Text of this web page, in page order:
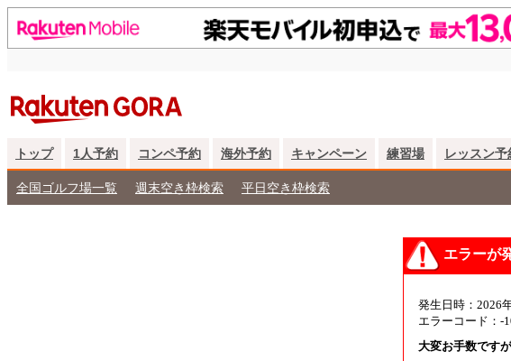
トップ 1人予約 コンペ予約 海外予約 キャンペーン 練習場 レッスン予
全国ゴルフ場一覧 週末空き枠検索 平日空き枠検索
エラーが
発生日時：2026
エラーコード：-
大変お手数です